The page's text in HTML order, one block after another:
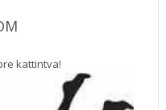
kattintva!